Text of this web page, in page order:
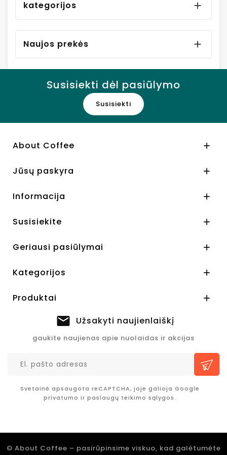
kategorijos 
Naujos prekės 
Susisiekti dėl pasiūlymo
Susisiekti
About Coffee 
Jūsų paskyra 
Informacija 
Susisiekite 
Geriausi pasiūlymai 
Kategorijos 
Produktai 
Užsakyti naujienlaiškį
gaukite naujienas apie nuolaidas ir akcijas
Svetainė apsaugota reCAPTCHA, joje galioja Google
privatumo ir paslaugų teikimo sąlygos.
© About Coffee – pasirūpinsime viskuo, kad galėtumėte